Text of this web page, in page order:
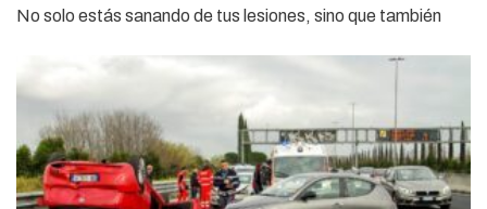
No solo estás sanando de tus lesiones, sino que también